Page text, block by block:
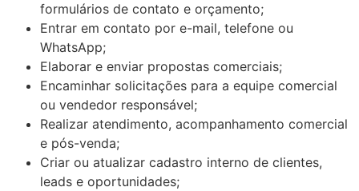
formulários de contato e orçamento;
Entrar em contato por e-mail, telefone ou
WhatsApp;
Elaborar e enviar propostas comerciais;
Encaminhar solicitações para a equipe comercial
ou vendedor responsável;
Realizar atendimento, acompanhamento comercial
e pós-venda;
Criar ou atualizar cadastro interno de clientes,
leads e oportunidades;